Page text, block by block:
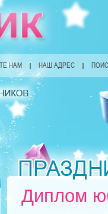
НАМ НАШ АДРЕС
Диплом